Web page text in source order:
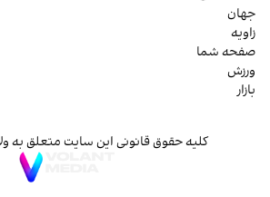
جهان
زاویه
صفحه شما
ورزش
بازار
کلیه حقوق قانونی این سایت متعلق به